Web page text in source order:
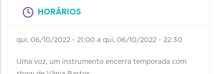
HORÁRIOS
qui, 06/10/2022 - 21:00 a qui, 06/10/2022 - 22:30
Uma voz, um instrumento encerra temporada com